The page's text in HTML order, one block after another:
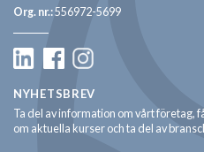
Org. nr.:556972-5699
NYHETSBREV
Ta del av information om vårt företag,
om aktuella kurser och ta del av